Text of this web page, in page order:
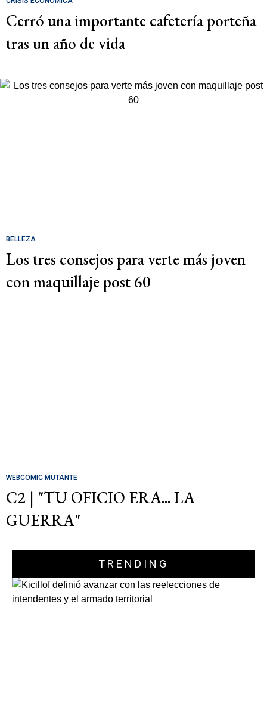
Cerró una importante cafetería porteña
tras un año de vida
BELLEZA
Los tres consejos para verte más joven
con maquillaje post 60
WEBCOMIC MUTANTE
C2 | "TU OFICIO ERA... LA
GUERRA"
TRENDING